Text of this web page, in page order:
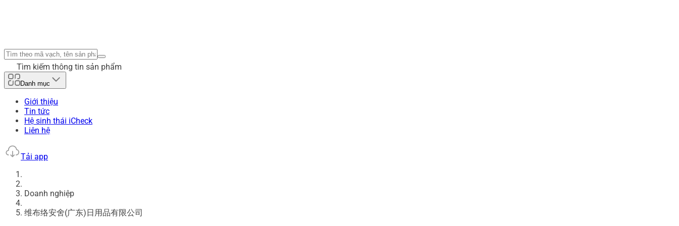
Tìm kiếm thông tin sản phẩm
Danh mục
Giới thiệu
Tin tức
Hệ sinh thái iCheck
Liên hệ
Tải app
Doanh nghiệp
维布络安舍(广东)日用品有限公司